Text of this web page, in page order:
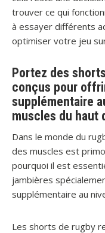
trouver ce qui
à essayer différents
optimiser votre jeu
Portez des
conçus pour
supplémentaire
muscles du haut
Dans le monde du
des muscles est
pourquoi il est
jambières
supplémentaire au
Les shorts de rugby